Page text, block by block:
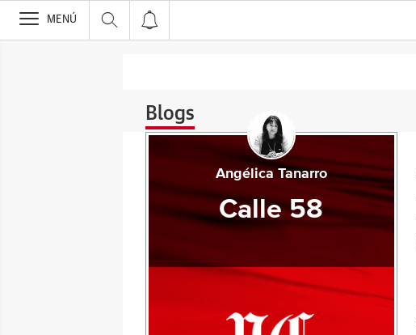
>
MENÚ
Blogs
Angélica Tanarro
Calle 58